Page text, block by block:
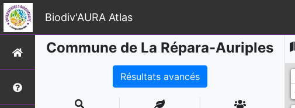
Biodiv'AURA Atlas
Commune de La Répara-Auriples
Résultats avancés